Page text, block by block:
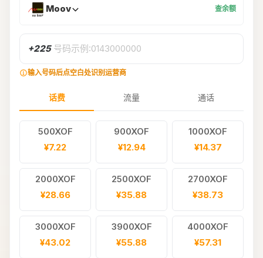
Moov 查余额
+225 号码示例:0143000000
输入号码后点空白处识别运营商
话费 流量 通话
500XOF
¥7.22
900XOF
¥12.94
1000XOF
¥14.37
2000XOF
¥28.66
2500XOF
¥35.88
2700XOF
¥38.73
3000XOF
¥43.02
3900XOF
¥55.88
4000XOF
¥57.31